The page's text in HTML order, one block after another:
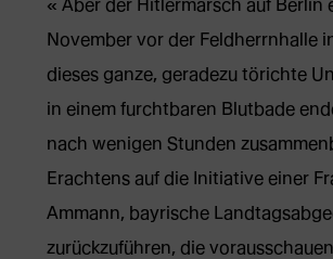
Aber der Hitlermarsch auf Berlin
November vor der Feldherrnhalle
dieses ganze, geradezu törichte
in einem furchtbaren Blutbade
nach wenigen Stunden
Erachtens auf die Initiative einer
Ammann, bayrische
zurückzuführen, die